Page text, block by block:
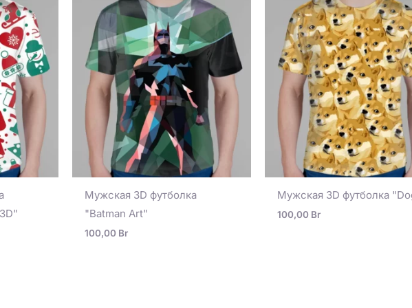
Мужская 3D футболка
"Batman Art"
100,00 Br
Мужская 3D футболка
100,00 Br